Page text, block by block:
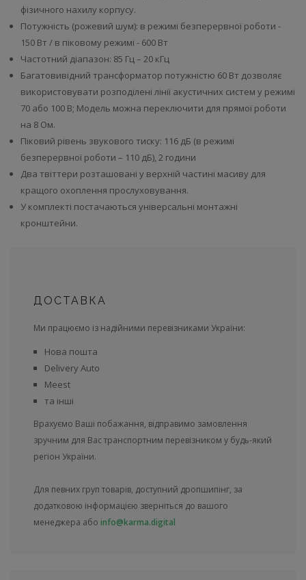
фізичного нахилу корпусу.
Потужність (рожевий шум): в режимі безперервної роботи -
150 Вт / в піковому режимі - 600 Вт
Частотний діапазон: 85 Гц – 20 кГц
Багатовивідний трансформатор потужністю 60 Вт дозволяє
використовувати розподілені лінії акустичних систем у режимі
70 або 100 В; Модель можна переключити для прямої роботи
на 8 Ом.
Піковий рівень звукового тиску: 116 дБ (в режимі
безперервної роботи – 110 дБ), 2 години
Два твіттери розташовані у верхній частині масиву для
кращого охоплення прослуховування.
У комплекті постачаються універсальні монтажні
кронштейни.
ДОСТАВКА
Ми працюємо із надійними перевізниками України:
Нова пошта
Delivery Auto
Meest
та інші
Врахуємо Ваші побажання, відправимо замовлення
зручним для Вас транспортним перевізником у будь-який
регіон України.
Для певних груп товарів, доступний дропшипінг, за
додатковою інформацією зверніться до вашого
менеджера або info@karma.digital